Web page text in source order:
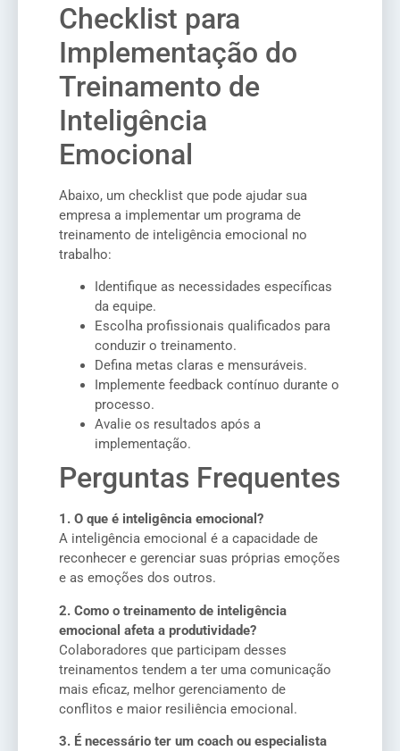
Checklist para
Implementação do
Treinamento de
Inteligência
Emocional
Abaixo, um checklist que pode ajudar sua
empresa a implementar um programa de
treinamento de inteligência emocional no
trabalho:
Identifique as necessidades específicas
da equipe.
Escolha profissionais qualificados para
conduzir o treinamento.
Defina metas claras e mensuráveis.
Implemente feedback contínuo durante o
processo.
Avalie os resultados após a
implementação.
Perguntas Frequentes
1. O que é inteligência emocional?
A inteligência emocional é a capacidade de
reconhecer e gerenciar suas próprias emoções
e as emoções dos outros.
2. Como o treinamento de inteligência
emocional afeta a produtividade?
Colaboradores que participam desses
treinamentos tendem a ter uma comunicação
mais eficaz, melhor gerenciamento de
conflitos e maior resiliência emocional.
3. É necessário ter um coach ou especialista